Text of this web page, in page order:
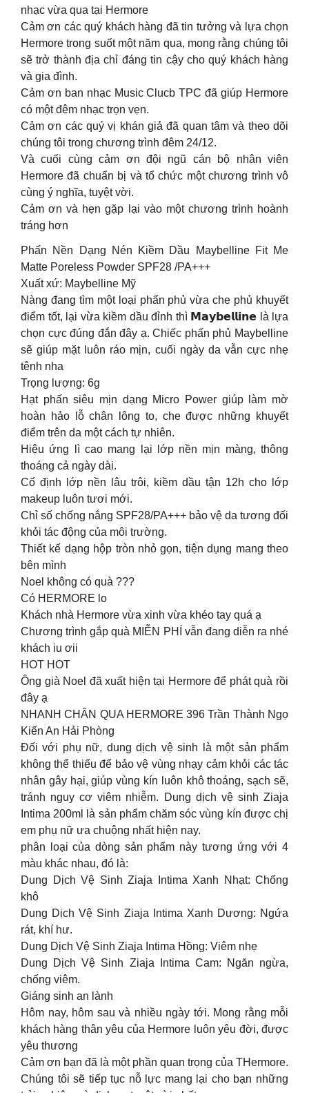
nhạc vừa qua tại Hermore
Cảm ơn các quý khách hàng đã tin tưởng và lựa chọn
Hermore trong suốt một năm qua, mong rằng chúng tôi
sẽ trở thành địa chỉ đáng tin cậy cho quý khách hàng
và gia đình.
Cảm ơn ban nhạc Music Clucb TPC đã giúp Hermore
có một đêm nhạc trọn vẹn.
Cảm ơn các quý vị khán giả đã quan tâm và theo dõi
chúng tôi trong chương trình đêm 24/12.
Và cuối cùng cảm ơn đội ngũ cán bộ nhân viên
Hermore đã chuẩn bị và tổ chức một chương trình vô
cùng ý nghĩa, tuyệt vời.
Cảm ơn và hẹn gặp lại vào một chương trình hoành
tráng hơn
Phấn Nền Dạng Nén Kiềm Dầu Maybelline Fit Me
Matte Poreless Powder SPF28 /PA+++
Xuất xứ: Maybelline Mỹ
Nàng đang tìm một loại phấn phủ vừa che phủ khuyết
điểm tốt, lại vừa kiềm dầu đỉnh thì 𝗠𝗮𝘆𝗯𝗲𝗹𝗹𝗶𝗻𝗲 là lựa
chọn cực đúng đắn đây ạ. Chiếc phấn phủ Maybelline
sẽ giúp mặt luôn ráo mịn, cuối ngày da vẫn cực nhẹ
tênh nha
Trọng lượng: 6g
Hạt phấn siêu mịn dạng Micro Power giúp làm mờ
hoàn hảo lỗ chân lông to, che được những khuyết
điểm trên da một cách tự nhiên.
Hiệu ứng lì cao mang lại lớp nền mịn màng, thông
thoáng cả ngày dài.
Cố định lớp nền lâu trôi, kiềm dầu tận 12h cho lớp
makeup luôn tươi mới.
Chỉ số chống nắng SPF28/PA+++ bảo vệ da tương đối
khỏi tác động của môi trường.
Thiết kế dạng hộp tròn nhỏ gọn, tiện dụng mang theo
bên mình
Noel không có quà ???
Có HERMORE lo
Khách nhà Hermore vừa xinh vừa khéo tay quá ạ
Chương trình gắp quà MIỄN PHÍ vẫn đang diễn ra nhé
khách iu ơii
HOT HOT
Ông già Noel đã xuất hiện tại Hermore để phát quà rồi
đây ạ
NHANH CHÂN QUA HERMORE 396 Trần Thành Ngọ
Kiến An Hải Phòng
Đối với phụ nữ, dung dịch vệ sinh là một sản phẩm
không thể thiếu để bảo vệ vùng nhạy cảm khỏi các tác
nhân gây hại, giúp vùng kín luôn khô thoáng, sạch sẽ,
tránh nguy cơ viêm nhiễm. Dung dịch vệ sinh Ziaja
Intima 200ml là sản phẩm chăm sóc vùng kín được chị
em phụ nữ ưa chuộng nhất hiện nay.
phân loại của dòng sản phẩm này tương ứng với 4
màu khác nhau, đó là:
Dung Dịch Vệ Sinh Ziaja Intima Xanh Nhạt: Chống
khô
Dung Dịch Vệ Sinh Ziaja Intima Xanh Dương: Ngứa
rát, khí hư.
Dung Dịch Vệ Sinh Ziaja Intima Hồng: Viêm nhẹ
Dung Dịch Vệ Sinh Ziaja Intima Cam: Ngăn ngừa,
chống viêm.
Giáng sinh an lành
Hôm nay, hôm sau và nhiều ngày tới. Mong rằng mỗi
khách hàng thân yêu của Hermore luôn yêu đời, được
yêu thương
Cảm ơn bạn đã là một phần quan trọng của THermore.
Chúng tôi sẽ tiếp tục nỗ lực mang lại cho bạn những